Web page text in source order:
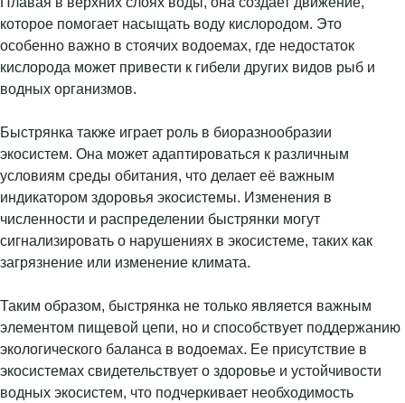
которое помогает насыщать воду кислородом. Это
особенно важно в стоячих водоемах, где недостаток
кислорода может привести к гибели других видов рыб и
водных организмов.
Быстрянка также играет роль в биоразнообразии
экосистем. Она может адаптироваться к различным
условиям среды обитания, что делает её важным
индикатором здоровья экосистемы. Изменения в
численности и распределении быстрянки могут
сигнализировать о нарушениях в экосистеме, таких как
загрязнение или изменение климата.
Таким образом, быстрянка не только является важным
элементом пищевой цепи, но и способствует поддержанию
экологического баланса в водоемах. Ее присутствие в
экосистемах свидетельствует о здоровье и устойчивости
водных экосистем, что подчеркивает необходимость